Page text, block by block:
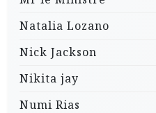
Natalia Lozano
Nick Jackson
Nikita jay
Numi Rias